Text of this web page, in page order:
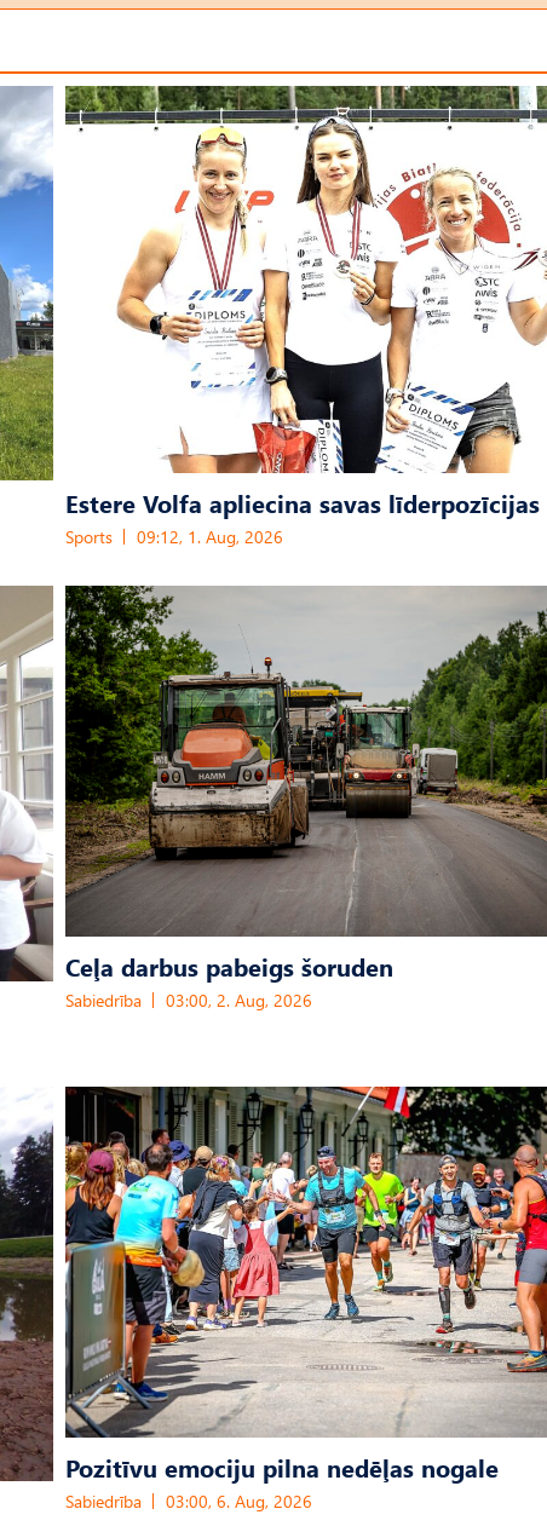
Estere Volfa apliecina savas līderpozīcijas
Sports 09:12, 1. Aug, 2026
Ceļa darbus pabeigs šoruden
Sabiedrība 03:00, 2. Aug, 2026
Pozitīvu emociju pilna nedēļas nogale
Sabiedrība 03:00, 6. Aug, 2026